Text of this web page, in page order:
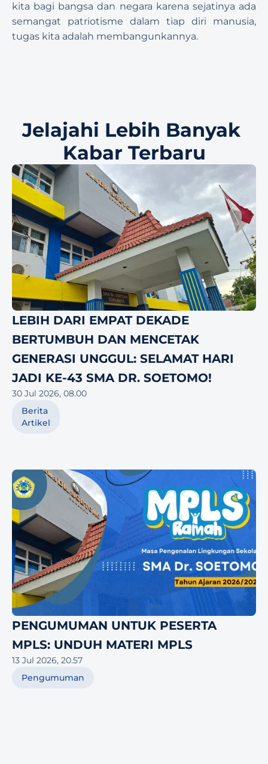
kita bagi bangsa dan negara karena sejatinya ada
semangat patriotisme dalam tiap diri manusia,
tugas kita adalah membangunkannya.
Jelajahi Lebih Banyak
Kabar Terbaru
LEBIH DARI EMPAT DEKADE
BERTUMBUH DAN MENCETAK
GENERASI UNGGUL: SELAMAT HARI
JADI KE-43 SMA DR. SOETOMO!
30 Jul 2026, 08.00
Berita
Artikel
PENGUMUMAN UNTUK PESERTA
MPLS: UNDUH MATERI MPLS
13 Jul 2026, 20.57
Pengumuman